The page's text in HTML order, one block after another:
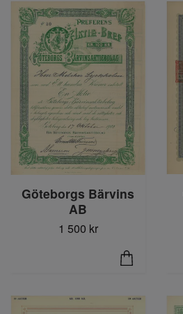
Göteborgs Bärvins
AB
1 500 kr